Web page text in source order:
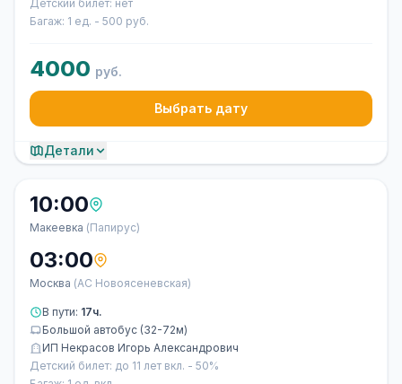
Детский билет: нет
Багаж: 1 ед. - 500 руб.
4000 руб.
Выбрать дату
Детали
10:00
Макеевка (Папирус)
03:00
Москва (АС Новоясеневская)
В пути: 17ч.
Большой автобус (32-72м)
ИП Некрасов Игорь Александрович
Детский билет: до 11 лет вкл. - 50%